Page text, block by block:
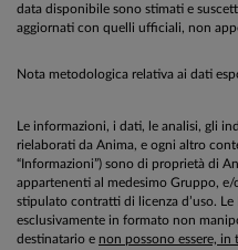
data disponibile sono stimati e
aggiornati con quelli ufficiali, non
Nota metodologica relativa ai dati
Le informazioni, i dati, le analisi, gli
rielaborati da Anima, e ogni altro
“Informazioni”) sono di proprietà di
appartenenti al medesimo Gruppo,
stipulato contratti di licenza d’uso.
esclusivamente in formato non
destinatario e non possono essere,